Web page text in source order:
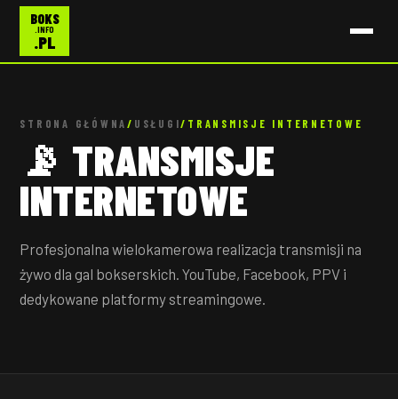
BOKS
.INFO
.PL
STRONA GŁÓWNA/ USŁUGI/ TRANSMISJE INTERNETOWE
📡 TRANSMISJE
INTERNETOWE
Profesjonalna wielokamerowa realizacja transmisji na
żywo dla gal bokserskich. YouTube, Facebook, PPV i
dedykowane platformy streamingowe.